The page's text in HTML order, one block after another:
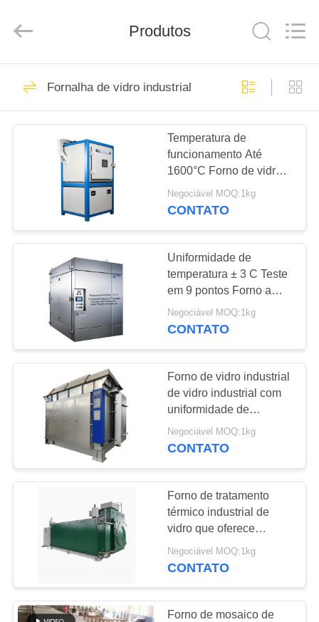
PARA
CASA
PRODUTOS
VÍDEOS
SOBRE
VISITA
FÁBRICA
CONTROLE
QUALIDADE
NOTÍCIAS
CASOS
ORÇAMENTO
Fornalha industrial
elétrica
Fornalha de vidro
industrial
81
Fornalha cerâmica
industrial
57
Estufa de túnel do
tijolo
Produtos
Fornalha de vidro industrial
Temperatura de
funcionamento Até
1600°C Forno de vidro
industrial com
uniformidade de
para utensílios de mesa
Negociável MOQ:1kg
CONTATO
Uniformidade de
temperatura ± 3 C Teste
em 9 pontos Forno a
vácuo industrial que
fornece tratamento
Negociável MOQ:1kg
CONTATO
Forno de vidro industrial
de vidro industrial com
uniformidade de
temperatura ± 3 C 9
pontos de ensaio Tipo
Carvão
Negociável MOQ:1kg
CONTATO
Forno de tratamento
térmico industrial de
vidro que oferece
uniformidade de
temperatura ± 3 C Teste
Negociável MOQ:1kg
CONTATO
Forno de mosaico de